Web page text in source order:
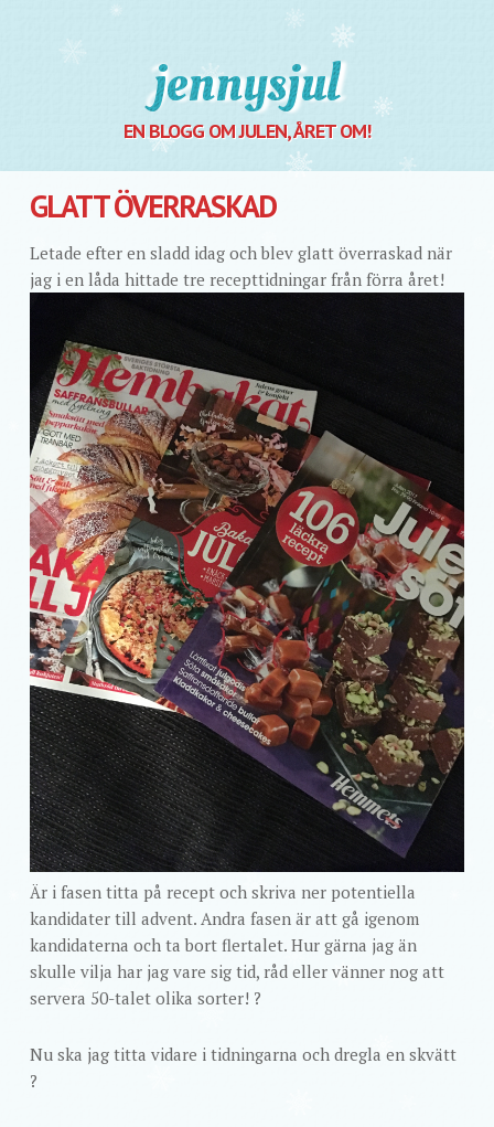
Jennysjul
EN BLOGG OM JULEN, ÅRET OM!
GLATT ÖVERRASKAD
Letade efter en sladd idag och blev glatt överraskad när
jag i en låda hittade tre recepttidningar från förra året!
Är i fasen titta på recept och skriva ner potentiella
kandidater till advent. Andra fasen är att gå igenom
kandidaterna och ta bort flertalet. Hur gärna jag än
skulle vilja har jag vare sig tid, råd eller vänner nog att
servera 50-talet olika sorter! ?
Nu ska jag titta vidare i tidningarna och dregla en skvätt
?